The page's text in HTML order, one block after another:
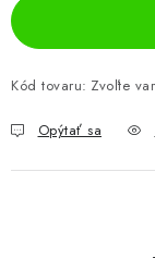
Kód tovaru: Zvoľte
Opýtať sa